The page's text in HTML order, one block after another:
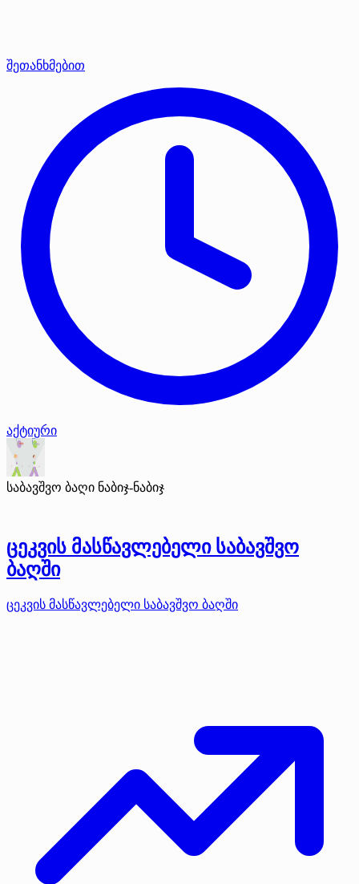
შეთანხმებით
აქტიური
საბავშვო ბაღი ნაბიჯ-ნაბიჯ
ცეკვის მასწავლებელი საბავშვო
ბაღში
ცეკვის მასწავლებელი საბავშვო ბაღში